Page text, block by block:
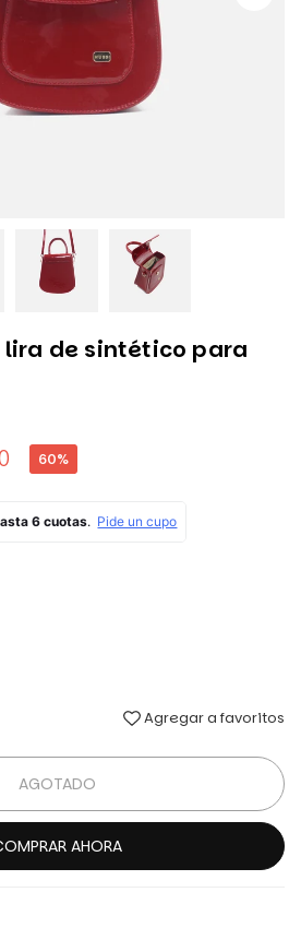
lira de sintético para
60%
Agregar a favoritos
AGOTADO
AHORA